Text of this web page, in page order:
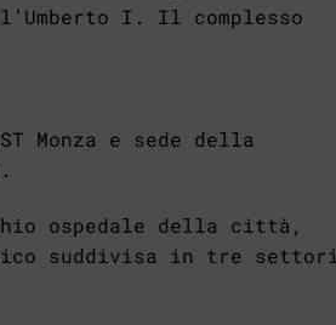
I. Il complesso
Monza e sede della
ospedale della città,
suddivisa in tre settori